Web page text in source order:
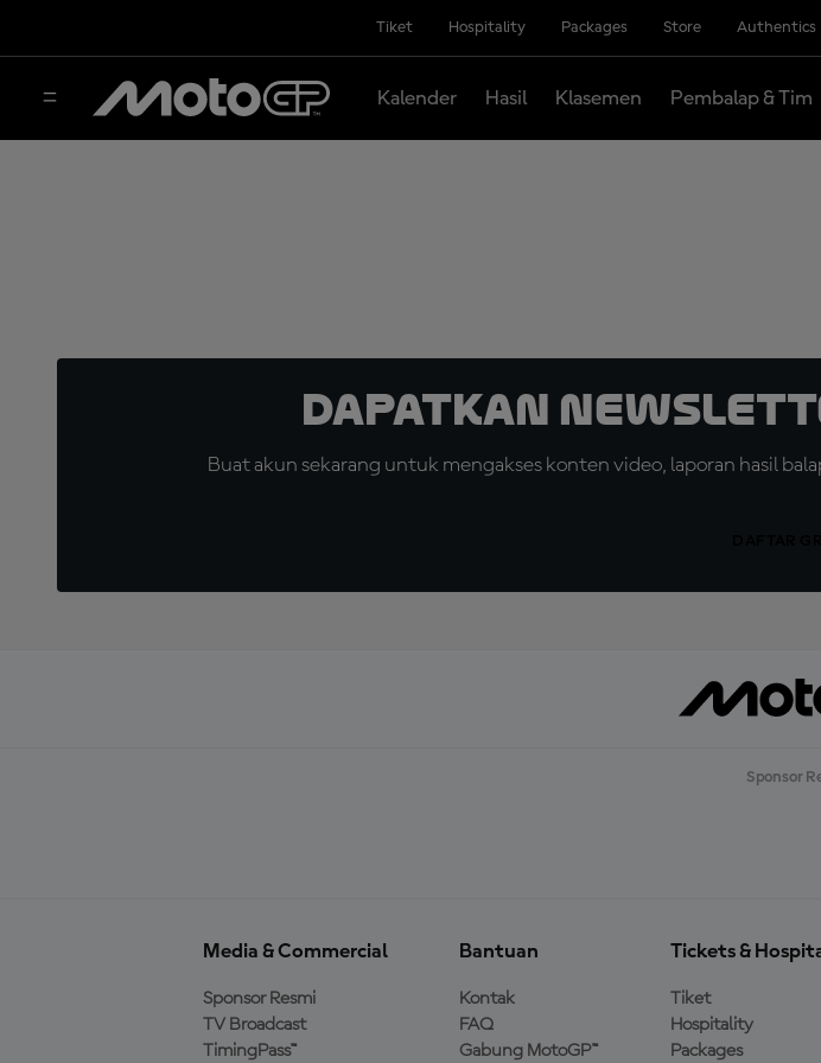
Tiket Hospitality Packages Store Authentics
Kalender Hasil Klasemen Pembalap & Tim
Dapatkan
Buat akun sekarang untuk mengakses konten video, laporan hasil
Sponsor
Media & Commercial
Sponsor Resmi
TV Broadcast
TimingPass™
Bantuan
Kontak
FAQ
Gabung MotoGP™
Tickets &
Tiket
Hospitality
Packages